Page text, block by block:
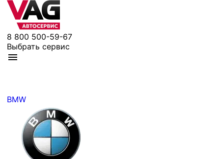
8 800 500-59-67
Выбрать сервис
BMW